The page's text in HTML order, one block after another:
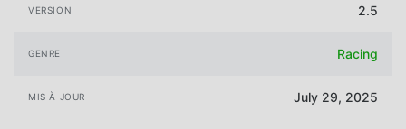
VERSION 2.5
GENRE Racing
MIS À JOUR July 29, 2025